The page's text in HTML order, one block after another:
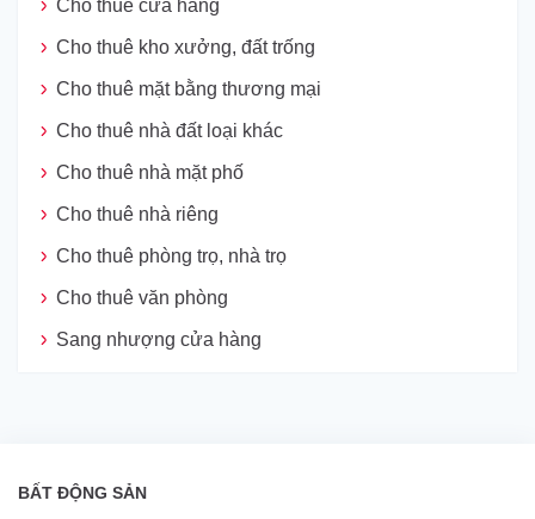
Cho thuê cửa hàng
Cho thuê kho xưởng, đất trống
Cho thuê mặt bằng thương mại
Cho thuê nhà đất loại khác
Cho thuê nhà mặt phố
Cho thuê nhà riêng
Cho thuê phòng trọ, nhà trọ
Cho thuê văn phòng
Sang nhượng cửa hàng
BẤT ĐỘNG SẢN